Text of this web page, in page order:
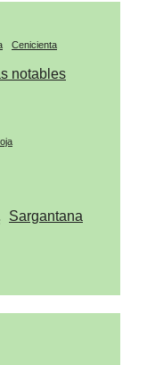
Cenicienta
notables
Sargantana